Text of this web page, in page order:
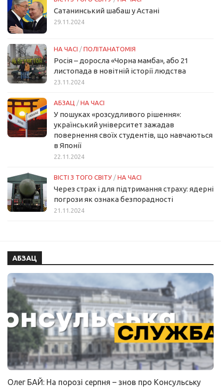
Сатанинський шабаш у Астані
29.11.2024
НА ЧАСІ / ПОЛІТАНАТОМІЯ
Росія – доросла «Чорна мамба», або 21
листопада в новітній історії людства
23.11.2024
АБЗАЦ / НА ЧАСІ
У пошуках «розсудливого рішення»:
український університет зажадав
повернення своїх студентів, що навчаються
в Японії
22.11.2024
ВІСТІ З ТОГО СВІТУ / НА ЧАСІ
Через страх і для підтримання страху: ядерні
погрози як ознака безпорадності
21.11.2024
АБЗАЦ
Олег БАЙ: На порозі серпня – знов про Консульську